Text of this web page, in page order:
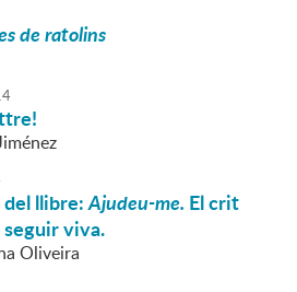
de ratolins
del llibre:Ajudeu-me. El crit
viva.
Oliveira